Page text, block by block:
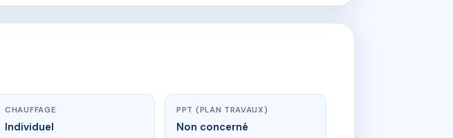
CHAUFFAGE
Individuel
PPT (PLAN TRAVAUX)
Non concerné